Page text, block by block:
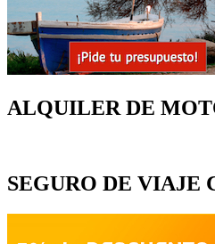
ALQUILER DE
SEGURO DE VIAJE